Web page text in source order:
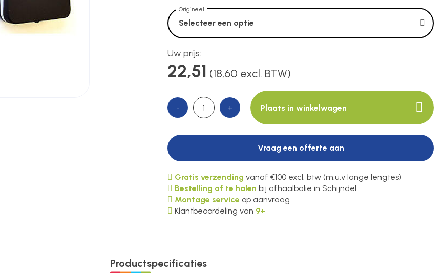
Origineel
Selecteer een optie
Uw prijs:
22,51 (18,60 excl. BTW)
- + Plaats in winkelwagen
Vraag een offerte aan
Gratis verzending vanaf €100 excl. btw (m.u.v lange lengtes)
Bestelling af te halen bij afhaalbalie in Schijndel
Montage service op aanvraag
Klantbeoordeling van 9+
Productspecificaties